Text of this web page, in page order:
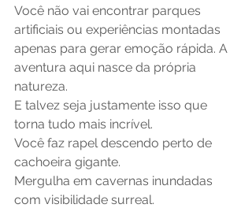
Você não vai encontrar parques
artificiais ou experiências montadas
apenas para gerar emoção rápida. A
aventura aqui nasce da própria
natureza.
E talvez seja justamente isso que
torna tudo mais incrível.
Você faz rapel descendo perto de
cachoeira gigante.
Mergulha em cavernas inundadas
com visibilidade surreal.